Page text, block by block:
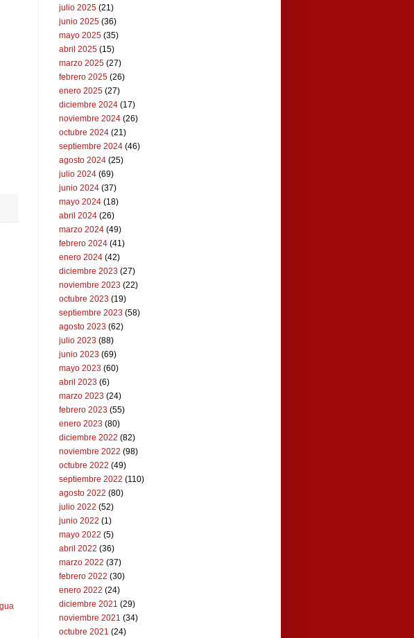
julio 2025 (21)
junio 2025 (36)
mayo 2025 (35)
abril 2025 (15)
marzo 2025 (27)
febrero 2025 (26)
enero 2025 (27)
diciembre 2024 (17)
noviembre 2024 (26)
octubre 2024 (21)
septiembre 2024 (46)
agosto 2024 (25)
julio 2024 (69)
junio 2024 (37)
mayo 2024 (18)
abril 2024 (26)
marzo 2024 (49)
febrero 2024 (41)
enero 2024 (42)
diciembre 2023 (27)
noviembre 2023 (22)
octubre 2023 (19)
septiembre 2023 (58)
agosto 2023 (62)
julio 2023 (88)
junio 2023 (69)
mayo 2023 (60)
abril 2023 (6)
marzo 2023 (24)
febrero 2023 (55)
enero 2023 (80)
diciembre 2022 (82)
noviembre 2022 (98)
octubre 2022 (49)
septiembre 2022 (110)
agosto 2022 (80)
julio 2022 (52)
junio 2022 (1)
mayo 2022 (5)
abril 2022 (36)
marzo 2022 (37)
febrero 2022 (30)
enero 2022 (24)
diciembre 2021 (29)
noviembre 2021 (34)
octubre 2021 (24)